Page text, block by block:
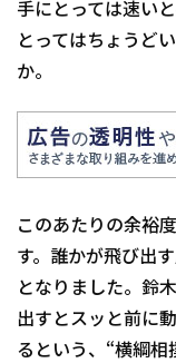
手にとっては速い
とってはちょうど
か。
このあたりの余裕
す。誰かが飛び出
となりました。鈴
出すとスッと前に
るという、“横綱相